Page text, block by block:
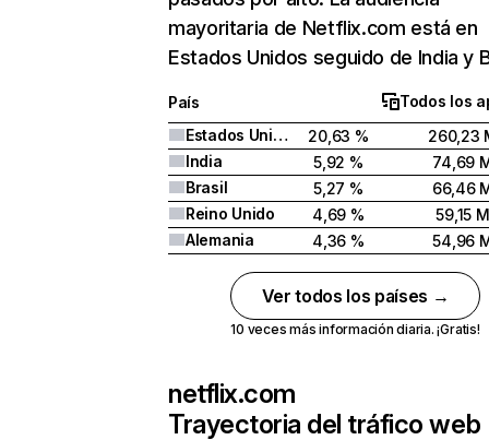
mayoritaria de Netflix.com está en
Estados Unidos seguido de India y
País
Todos los
Estados Unidos
20,63 %
260,23
India
5,92 %
74,69
Brasil
5,27 %
66,46
Reino Unido
4,69 %
59,15 M
Alemania
4,36 % 54,96
Ver todos los países →
10 veces más información diaria. ¡Gratis!
netflix.com
Trayectoria del tráfico web